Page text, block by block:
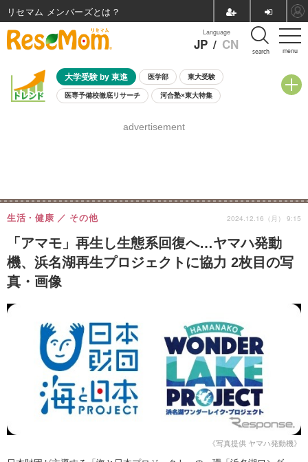
menu
Language
JP / CN search
大学受験 by 東進 医学部 東大受験
医専予備校徹底リサーチ 河合塾×東大特集
8月開催学校説明会・相談会
advertisement
「アマモ」再生し生態系回復へ…ヤマハ発動
機、浜名湖再生プロジェクトに協力 2枚目の写
真・画像
生活・健康 その他 2024.12.16（月） 9:15
《写真提供 ヤマハ発動機》
リセマム メンバーズ